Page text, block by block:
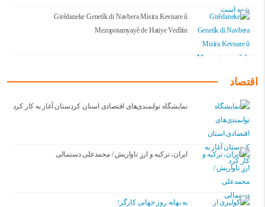
Girêdaneke Genetîk di Navbera Misira Kevnare û
Mezopotamyayê de Hatiye Vedîtin
اقتصاد
نمایشگاه توانمندی‌های اقتصادی استان کردستان آغاز به کار کرد
ایران، ترکیه و ارزِ تاواریش / محمدعلی دستمالی
به بهانه روز جهانی کارگر؛